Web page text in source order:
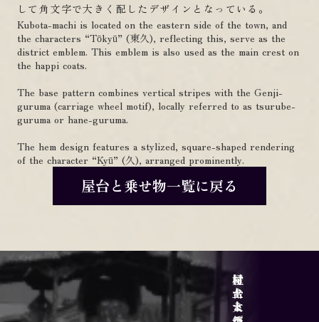
して角文字で大きく配したデザインとなっている。
Kubota-machi is located on the eastern side of the town, and
the characters “Tōkyū” (東久), reflecting this, serve as the
district emblem. This emblem is also used as the main crest on
the happi coats.
The base pattern combines vertical stripes with the Genji-
guruma (carriage wheel motif), locally referred to as tsurube-
guruma or hane-guruma.
The hem design features a stylized, square-shaped rendering
of the character “Kyū” (久), arranged prominently.
屋台と乗せ物一覧に戻る
アクセス